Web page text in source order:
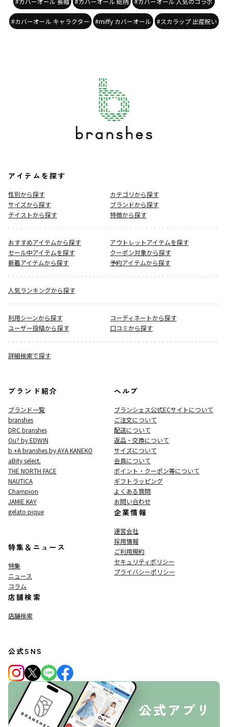
#カバーオール キャラクター #miffy カバーオール #スカラップ 出産祝い
アイテムを探す
性別から探す
カテゴリから探す
サイズから探す
ブランドから探す
テイストから探す
特徴から探す
おすすめアイテムから探す
アウトレットアイテムを探す
セール中アイテムを探す
クーポン対象から探す
新着アイテムから探す
予約アイテムから探す
人気ランキングから探す
利用シーンから探す
コーディネートから探す
ユーザー投稿から探す
口コミから探す
詳細検索で探す
ブランド紹介
ブランド一覧
branshes
DRC branshes
Ou? by EDWIN
b.+A branshes by AYA KANEKO
aBity select.
THE NORTH FACE
NAUTICA
Champion
JAMIE KAY
gelato pique
特集＆ニュース
特集
ニュース
コラム
店舗検索
店舗検索
ヘルプ
ブランシェス公式ECサイトについて
ご注文について
配送について
返品・交換について
サイズについて
会員について
ポイント・クーポン等について
ギフトラッピング
よくある質問
お問い合わせ
企業情報
運営会社
採用情報
ご利用規約
セキュリティポリシー
プライバシーポリシー
公式SNS